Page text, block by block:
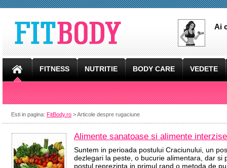
Ai
FITNESS NUTRITIE BODY CARE VEDETE
Esti in pagina: FitBody.ro > Articole despre rugaciune
Alimente sanatoase si alimente
Suntem in perioada postului Craciunului, un
dezlegari la peste, o bucurie alimentara, dar si
postul reprezinta in primul rand o metoda de